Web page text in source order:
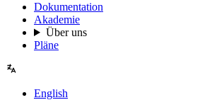
Dokumentation
Akademie
Über uns
Pläne
English